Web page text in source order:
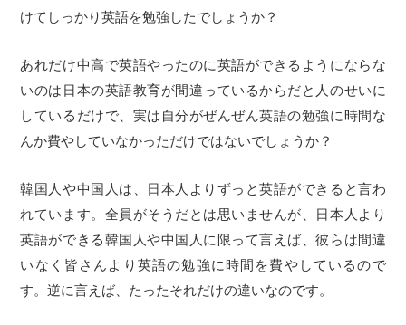
けてしっかり英語を勉強したでしょうか？
あれだけ中高で英語やったのに英語ができるようにならな
いのは日本の英語教育が間違っているからだと人のせいに
しているだけで、実は自分がぜんぜん英語の勉強に時間な
んか費やしていなかっただけではないでしょうか？
韓国人や中国人は、日本人よりずっと英語ができると言わ
れています。全員がそうだとは思いませんが、日本人より
英語ができる韓国人や中国人に限って言えば、彼らは間違
いなく皆さんより英語の勉強に時間を費やしているので
す。逆に言えば、たったそれだけの違いなのです。